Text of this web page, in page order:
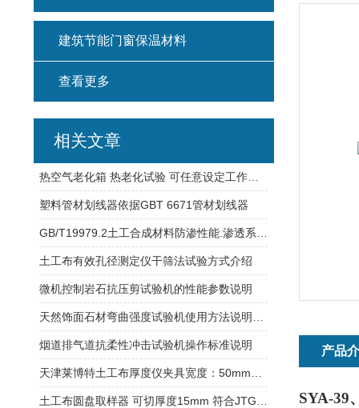
产品
SYA-39
建筑节能门窗保温材料
查看更多
相关文章
塑料管材划线器依据GBT 6671管材划线器
土工布有效孔径测定仪干筛法试验方式介绍
微机控制岩石抗压剪试验机的性能参数说明
烟道排气道抗柔性冲击试验机操作标准说明